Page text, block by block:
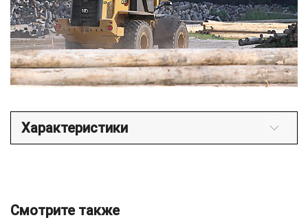
Характеристики
Смотрите также